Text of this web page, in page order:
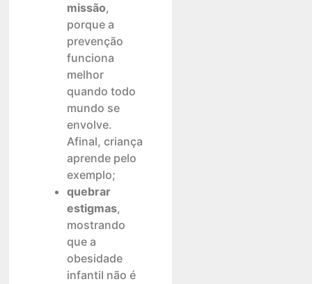
missão,
porque a
prevenção
funciona
melhor
quando todo
mundo se
envolve.
Afinal, criança
aprende pelo
exemplo;
quebrar
estigmas,
mostrando
que a
obesidade
infantil não é